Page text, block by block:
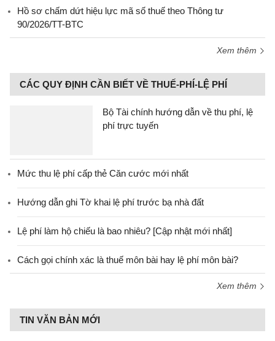
Hồ sơ chấm dứt hiệu lực mã số thuế theo Thông tư
90/2026/TT-BTC
Xem thêm
CÁC QUY ĐỊNH CẦN BIẾT VỀ THUẾ-PHÍ-LỆ PHÍ
Bộ Tài chính hướng dẫn về thu phí, lệ
phí trực tuyến
Mức thu lệ phí cấp thẻ Căn cước mới nhất
Hướng dẫn ghi Tờ khai lệ phí trước bạ nhà đất
Lệ phí làm hộ chiếu là bao nhiêu? [Cập nhật mới nhất]
Cách gọi chính xác là thuế môn bài hay lệ phí môn bài?
Xem thêm
TIN VĂN BẢN MỚI